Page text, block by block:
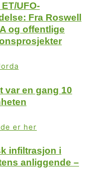
UFO-
Fra Roswell
og offentlige
var en gang 10
infiltrasjon i
anliggende –